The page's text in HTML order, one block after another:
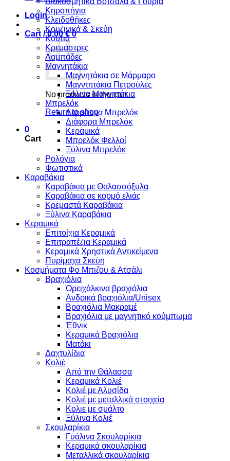
Login
Cart /0,00€ 0
No products in the cart.
Return to shop
0
Cart
Κηροπήγια
Κλειδοθήκες
Κουζινικά & Σκεύη
Κουτιά
Κρεμάστρες
Λαμπάδες
Μαγνητάκια
Μαγνητάκια σε Μάρμαρο
Μαγντητάκια Πετρούλες
Ξύλινα Μαγνητάκια
Μπρελόκ
Δερμάτινα Μπρελόκ
Διάφορα Μπρελόκ
Κεραμικά
Μπρελόκ Φελλοί
Ξύλινα Μπρελόκ
Ρολόγια
Φωτιστικά
Καραβάκια
Καραβάκια με Θαλασσόξυλα
Καραβάκια σε κορμό ελιάς
Κρεμαστά Καραβάκια
Ξύλινα Καραβάκια
Κεραμικά
Επιτοίχια Κεραμικά
Επιτραπέζια Κεραμικά
Κεραμικά Χρηστικά Αντικείμενα
Πυρίμαχα Σκεύη
Κοσμήματα Φο Μπιζου & Ατσάλι
Βραχιόλια
Oρειχάλκινα βραχιόλια
Ανδρικά βραχιόλια/Unisex
Βραχιόλια Μακραμέ
Βραχιόλια με μαγνητικό κούμπωμα
Έθνικ
Κεραμικά Βραχιόλια
Ματάκι
Δαχτυλίδια
Κολιέ
Από την Θάλασσα
Κεραμικά Κολιέ
Κολιέ με Αλυσίδα
Κολιέ με μεταλλικά στοιχεία
Κολιε με σμάλτο
Ξύλινα Κολιέ
Σκουλαρίκια
Γυάλινα Σκουλαρίκια
Κεραμικά σκουλαρίκια
Μεταλλικά σκουλαρίκια